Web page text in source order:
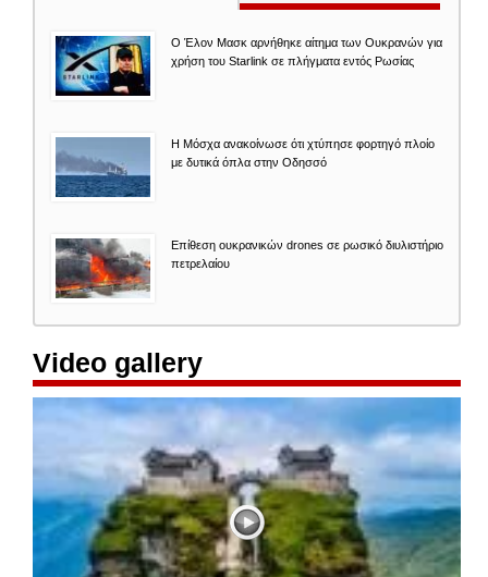
O Έλον Mασκ αρνήθηκε αίτημα των Ουκρανών για
χρήση του Starlink σε πλήγματα εντός Ρωσίας
Η Μόσχα ανακοίνωσε ότι χτύπησε φορτηγό πλοίο
με δυτικά όπλα στην Οδησσό
Επίθεση ουκρανικών drones σε ρωσικό διυλιστήριο
πετρελαίου
Video gallery